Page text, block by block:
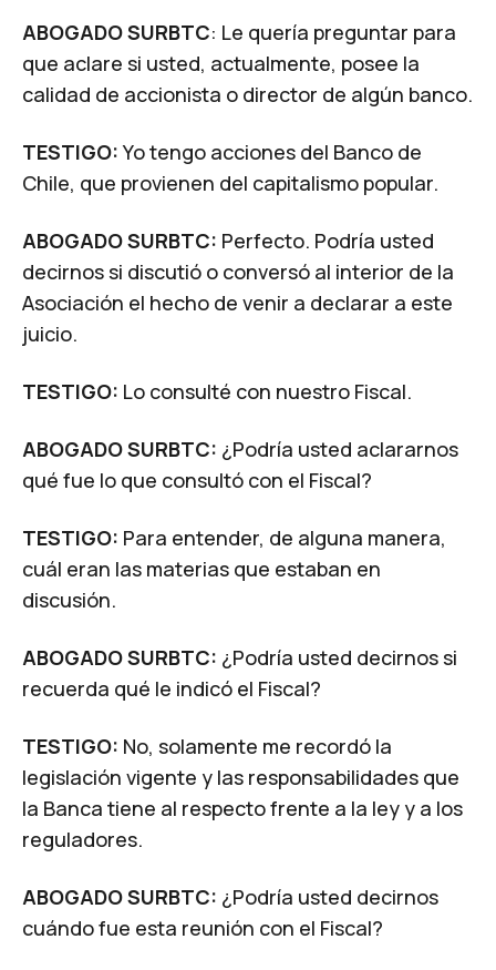
ABOGADO SURBTC: Le quería preguntar para
que aclare si usted, actualmente, posee la
calidad de accionista o director de algún banco.
TESTIGO:Yo tengo acciones del Banco de
Chile, que provienen del capitalismo popular.
ABOGADO SURBTC: Perfecto. Podría usted
decirnos si discutió o conversó al interior de la
Asociación el hecho de venir a declarar a este
juicio.
TESTIGO: Lo consulté con nuestro Fiscal.
ABOGADO SURBTC: ¿Podría usted aclararnos
qué fue lo que consultó con el Fiscal?
TESTIGO: Para entender, de alguna manera,
cuál eran las materias que estaban en
discusión.
ABOGADO SURBTC: ¿Podría usted decirnos si
recuerda qué le indicó el Fiscal?
TESTIGO: No, solamente me recordó la
legislación vigente y las responsabilidades que
la Banca tiene al respecto frente a la ley y a los
reguladores.
ABOGADO SURBTC: ¿Podría usted decirnos
cuándo fue esta reunión con el Fiscal?